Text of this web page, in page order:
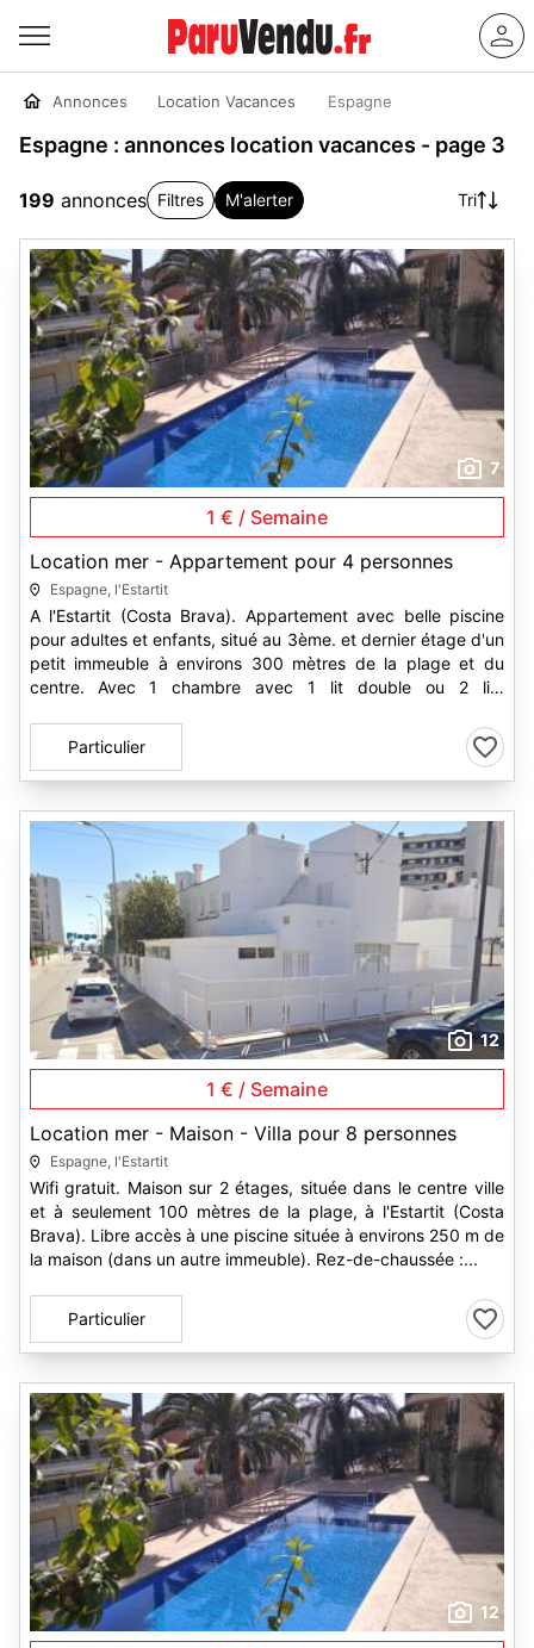
Annonces Location Vacances Espagne
Espagne : annonces location vacances - page 3
199 annonces Filtres M'alerter Tri
7
1 € / Semaine
Location mer - Appartement pour 4 personnes
Espagne, l'Estartit
A l'Estartit (Costa Brava). Appartement avec belle piscine
pour adultes et enfants, situé au 3ème. et dernier étage d'un
petit immeuble à environs 300 mètres de la plage et du
centre. Avec 1 chambre avec 1 lit double ou 2 lits
Particulier
12
1 € / Semaine
Location mer - Maison - Villa pour 8 personnes
Espagne, l'Estartit
Wifi gratuit. Maison sur 2 étages, située dans le centre ville
et à seulement 100 mètres de la plage, à l'Estartit (Costa
Brava). Libre accès à une piscine située à environs 250 m de
la maison (dans un autre immeuble). Rez-de-chaussée :...
Particulier
12